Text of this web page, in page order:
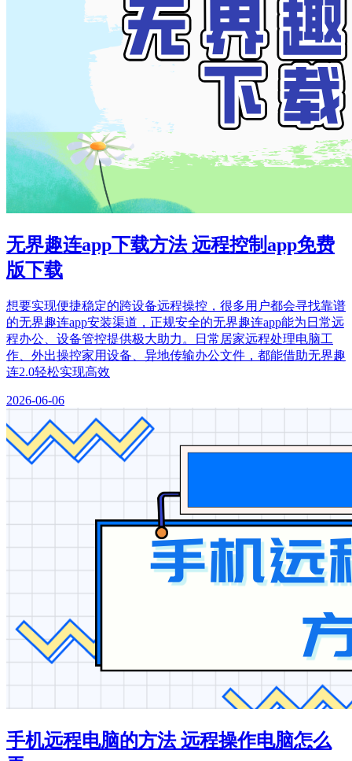
无界趣连app下载方法 远程控制app免费
版下载
想要实现便捷稳定的跨设备远程操控，很多用户都会寻找靠谱
的无界趣连app安装渠道，正规安全的无界趣连app能为日常远
程办公、设备管控提供极大助力。日常居家远程处理电脑工
作、外出操控家用设备、异地传输办公文件，都能借助无界趣
连2.0轻松实现高效
2026-06-06
手机远程电脑的方法 远程操作电脑怎么